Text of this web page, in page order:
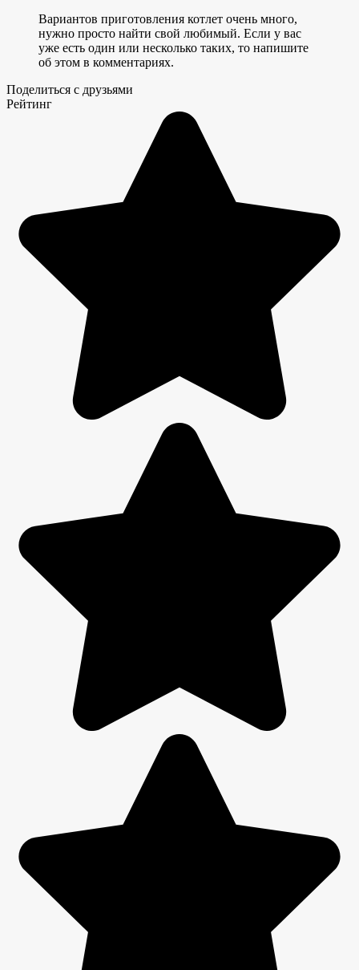
Вариантов приготовления котлет очень много,
нужно просто найти свой любимый. Если у вас
уже есть один или несколько таких, то напишите
об этом в комментариях.
Поделиться с друзьями
Рейтинг